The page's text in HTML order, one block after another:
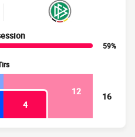
59%
12
4
16